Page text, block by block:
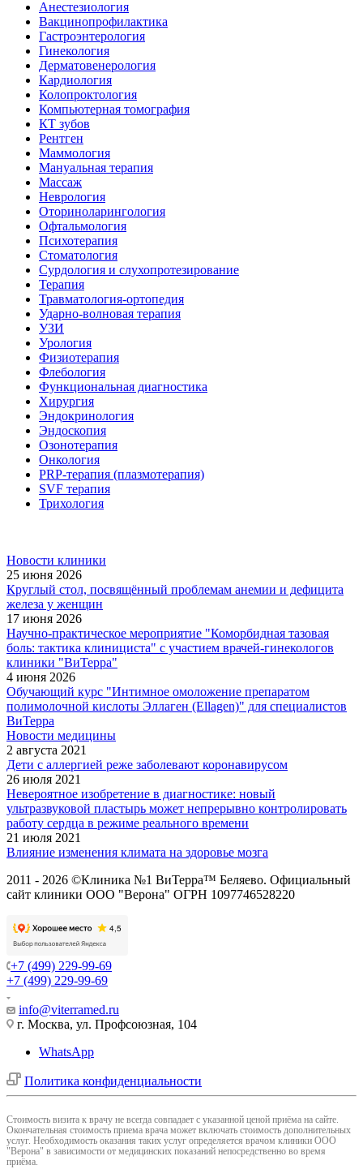
Анестезиология
Вакцинопрофилактика
Гастроэнтерология
Гинекология
Дерматовенерология
Кардиология
Колопроктология
Компьютерная томография
КТ зубов
Рентген
Маммология
Мануальная терапия
Массаж
Неврология
Оториноларингология
Офтальмология
Психотерапия
Стоматология
Сурдология и слухопротезирование
Терапия
Травматология-ортопедия
Ударно-волновая терапия
УЗИ
Урология
Физиотерапия
Флебология
Функциональная диагностика
Хирургия
Эндокринология
Эндоскопия
Озонотерапия
Онкология
PRP-терапия (плазмотерапия)
SVF терапия
Трихология
Новости клиники
25 июня 2026
Круглый стол, посвящённый проблемам анемии и дефицита
железа у женщин
17 июня 2026
Научно-практическое мероприятие "Коморбидная тазовая
боль: тактика клинициста" с участием врачей-гинекологов
клиники "ВиТерра"
4 июня 2026
Обучающий курс "Интимное омоложение препаратом
полимолочной кислоты Эллаген (Ellagen)" для специалистов
ВиТерра
Новости медицины
2 августа 2021
Дети с аллергией реже заболевают коронавирусом
26 июля 2021
Невероятное изобретение в диагностике: новый
ультразвуковой пластырь может непрерывно контролировать
работу сердца в режиме реального времени
21 июля 2021
Влияние изменения климата на здоровье мозга
2011 - 2026 ©Клиника №1 ВиТерра™ Беляево. Официальный
сайт клиники ООО "Верона" ОГРН 1097746528220
+7 (499) 229-99-69
+7 (499) 229-99-69
info@viterramed.ru
г. Москва, ул. Профсоюзная, 104
WhatsApp
Политика конфиденциальности
Cтоимость визита к врачу не всегда совпадает с указанной ценой приёма на сайте.
Окончательная стоимость приема врача может включать стоимость дополнительных
услуг. Необходимость оказания таких услуг определяется врачом клиники ООО
"Верона" в зависимости от медицинских показаний непосредственно во время
приёма.